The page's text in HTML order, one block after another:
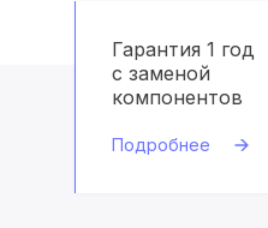
Гарантия 1 год
с заменой
компонентов
Подробнее